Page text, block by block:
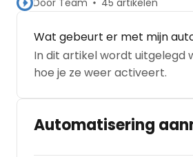
Door Team 45 artikelen
Wat gebeurt er met mijn
In dit artikel wordt uitgelegd
hoe je ze weer activeert.
Automatisering